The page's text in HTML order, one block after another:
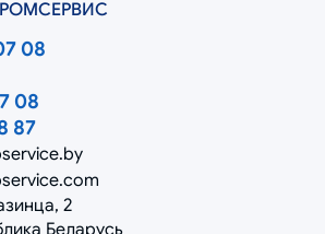
08
08
87
2
Беларусь